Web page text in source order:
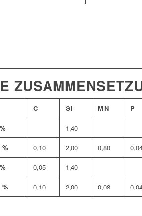
C SI MN P
1,40
% 0,10 2,00 0,80
0,05 1,40
% 0,10 2,00 0,08